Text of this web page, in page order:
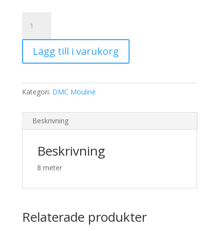
Moulinè
3843
mängdLägg till i varukorg
Kategori: DMC Moulinè
Beskrivning
Beskrivning
8 meter
Relaterade produkter